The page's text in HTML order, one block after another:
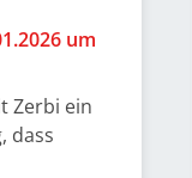
um
Zerbi ein
dass